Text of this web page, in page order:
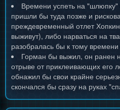
Времени успеть на
пришли бы туда позже и
преждевременный отлет
выживут), либо нарваться на
разобралась бы к тому
Горман бы выжил, он ранен
отрыве от приклеивающих его
обнажил бы свои крайне
скончался бы сразу на руках